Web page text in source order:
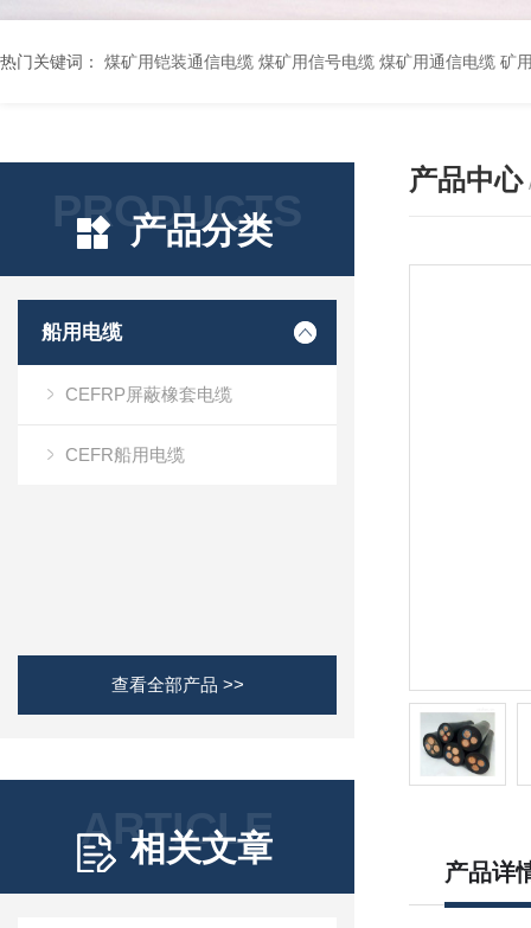
热门关键词： 煤矿用铠装通信电缆 煤矿用信号电缆 煤矿用通信电缆 矿用阻燃通信电缆 矿用监控电缆 矿用通信电缆 橡套软电缆YZ-3*1.5+1 YCW橡胶电缆3*10+1*6 船用橡套软电缆CEFR-3*2.5 煤矿用移动橡套软电缆MY3*4+1*4
PRODUCTS
产品分类
船用电缆
CEFRP屏蔽橡套电缆
CEFR船用电缆
查看全部产品 >>
ARTICLE
相关文章
产品中心
产品详